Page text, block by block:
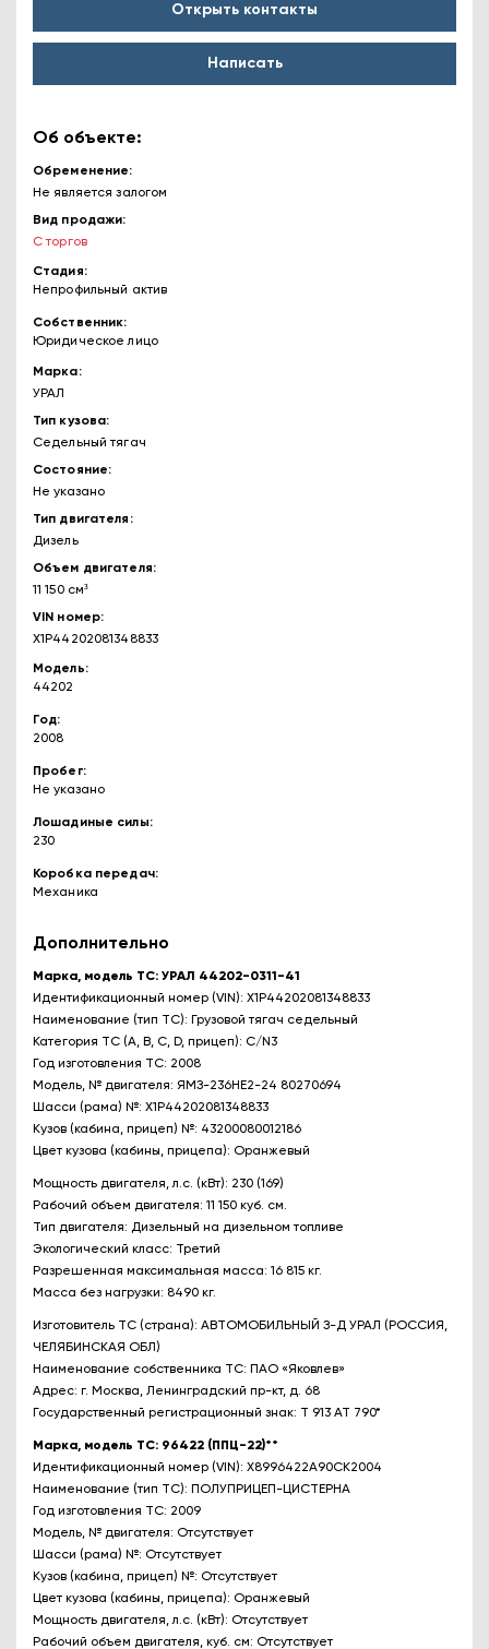
Открыть контакты
Написать
Об объекте:
Обременение
Не является залогом
Вид продажи
С торгов
Стадия
Непрофильный актив
Собственник
Юридическое лицо
Марка
УРАЛ
Тип кузова
Седельный тягач
Состояние
Не указано
Тип двигателя
Дизель
Объем двигателя
11 150 см³
VIN номер
X1P44202081348833
Модель
44202
Год
2008
Пробег
Не указано
Лошадиные силы
230
Коробка передач
Механика
Дополнительно
Марка, модель ТС: УРАЛ 44202-0311-41
Идентификационный номер (VIN): X1P44202081348833
Наименование (тип ТС): Грузовой тягач седельный
Категория ТС (A, B, C, D, прицеп): С/N3
Год изготовления ТС: 2008
Модель, № двигателя: ЯМЗ-236HE2-24 80270694
Шасси (рама) №: X1P44202081348833
Кузов (кабина, прицеп) №: 43200080012186
Цвет кузова (кабины, прицепа): Оранжевый
Мощность двигателя, л.с. (кВт): 230 (169)
Рабочий объем двигателя: 11 150 куб. см.
Тип двигателя: Дизельный на дизельном топливе
Экологический класс: Третий
Разрешенная максимальная масса: 16 815 кг.
Масса без нагрузки: 8490 кг.
Изготовитель ТС (страна): АВТОМОБИЛЬНЫЙ З-Д УРАЛ (РОССИЯ,
ЧЕЛЯБИНСКАЯ ОБЛ)
Наименование собственника ТС: ПАО «Яковлев»
Адрес: г. Москва, Ленинградский пр-кт, д. 68
Государственный регистрационный знак: Т 913 АТ 790*
Марка, модель ТС: 96422 (ППЦ-22)**
Идентификационный номер (VIN): X8996422A90CK2004
Наименование (тип ТС): ПОЛУПРИЦЕП-ЦИСТЕРНА
Год изготовления ТС: 2009
Модель, № двигателя: Отсутствует
Шасси (рама) №: Отсутствует
Кузов (кабина, прицеп) №: Отсутствует
Цвет кузова (кабины, прицепа): Оранжевый
Мощность двигателя, л.с. (кВт): Отсутствует
Рабочий объем двигателя, куб. см: Отсутствует